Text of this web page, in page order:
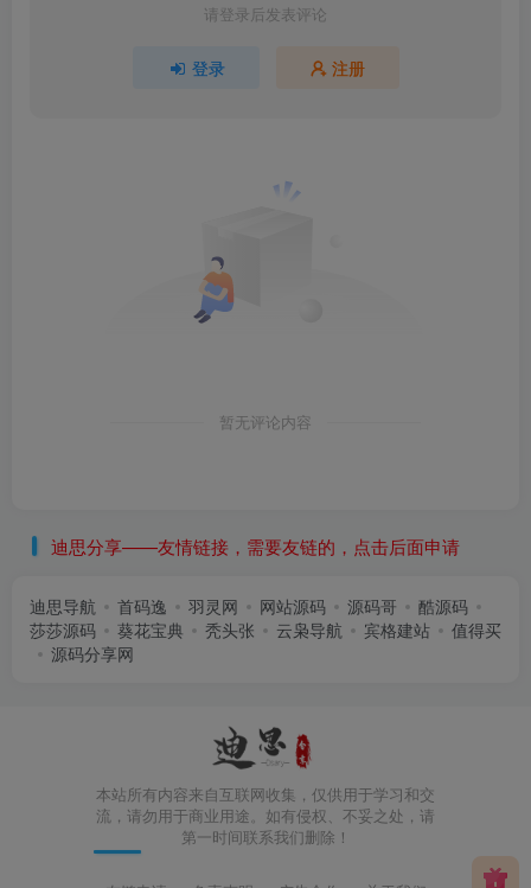
请登录后发表评论
登录 注册
暂无评论内容
迪思分享——友情链接，需要友链的，点击后面申请
迪思导航 首码逸 羽灵网 网站源码 源码哥
酷源码
莎莎源码
葵花宝典 秃头张 云枭导航 宾格建站
值得买
源码分享网
本站所有内容来自互联网收集，仅供用于学习和交
流，请勿用于商业用途。如有侵权、不妥之处，请
第一时间联系我们删除！